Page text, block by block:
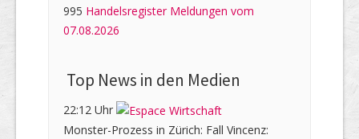
995 Handelsregister Meldungen vom
07.08.2026
Top News in den Medien
22:12 Uhr
Monster-Prozess in Zürich: Fall Vincenz: